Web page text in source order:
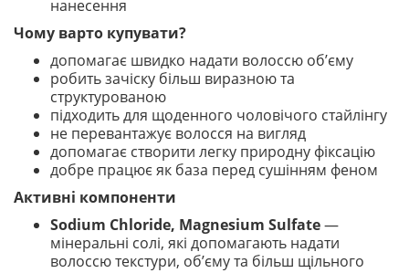
нанесення
Чому варто купувати?
допомагає швидко надати волоссю об’єму
робить зачіску більш виразною та
структурованою
підходить для щоденного чоловічого стайлінгу
не перевантажує волосся на вигляд
допомагає створити легку природну фіксацію
добре працює як база перед сушінням феном
Активні компоненти
Sodium Chloride, Magnesium Sulfate—
мінеральні солі, які допомагають надати
волоссю текстури, об’єму та більш щільного